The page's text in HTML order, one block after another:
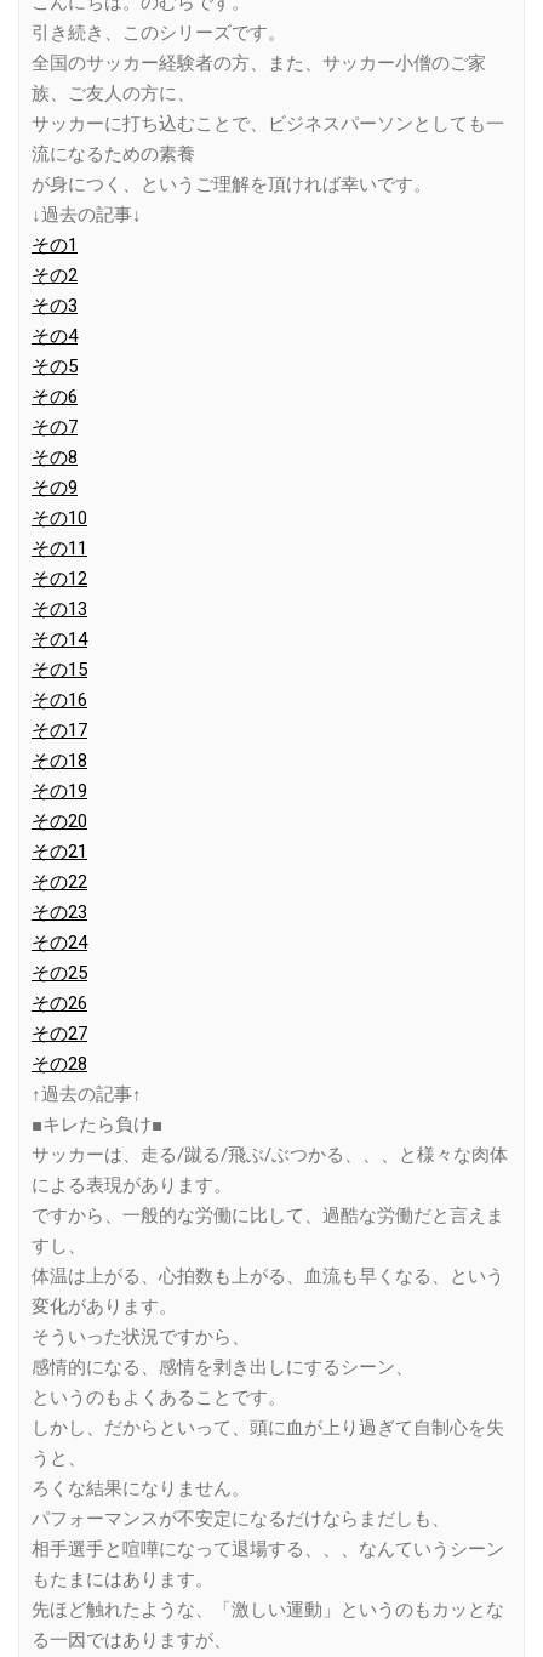
引き続き、このシリーズです。
全国のサッカー経験者の方、また、サッカー小僧のご家
族、ご友人の方に、
サッカーに打ち込むことで、ビジネスパーソンとしても一
流になるための素養
が身につく、というご理解を頂ければ幸いです。
↓過去の記事↓
その1
その2
その3
その4
その5
その6
その7
その8
その9
その10
その11
その12
その13
その14
その15
その16
その17
その18
その19
その20
その21
その22
その23
その24
その25
その26
その27
その28
↑過去の記事↑
■キレたら負け■
サッカーは、走る/蹴る/飛ぶ/ぶつかる、、、と様々な肉体
による表現があります。
ですから、一般的な労働に比して、過酷な労働だと言えま
すし、
体温は上がる、心拍数も上がる、血流も早くなる、という
変化があります。
そういった状況ですから、
感情的になる、感情を剥き出しにするシーン、
というのもよくあることです。
しかし、だからといって、頭に血が上り過ぎて自制心を失
うと、
ろくな結果になりません。
パフォーマンスが不安定になるだけならまだしも、
相手選手と喧嘩になって退場する、、、なんていうシーン
もたまにはあります。
先ほど触れたような、「激しい運動」というのもカッとな
る一因ではありますが、